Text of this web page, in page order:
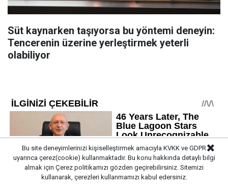
Süt kaynarken taşıyorsa bu yöntemi deneyin:
Tencerenin üzerine yerleştirmek yeterli
olabiliyor
Bu site deneyimlerinizi kişiselleştirmek amacıyla KVKK ve GDPR
uyarınca çerez(cookie) kullanmaktadır. Bu konu hakkında detaylı bilgi
almak için Çerez politikamızı gözden geçirebilirsiniz. Sitemizi
kullanarak, çerezleri kullanmamızı kabul edersiniz.